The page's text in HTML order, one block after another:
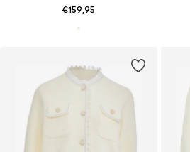
€159,95